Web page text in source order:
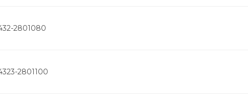
2801080
2801100